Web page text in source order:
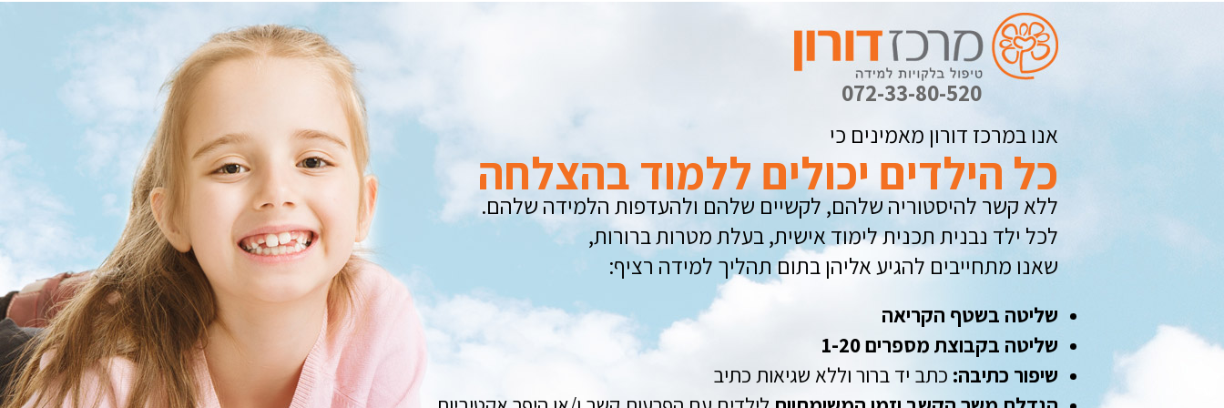
אנו במרכז דורון מאמינים כי
כל הילדים יכולים ללמוד בהצלחה
ללא קשר להיסטוריה שלהם, לקשיים
שלהם ולהעדפות הלמידה שלהם.
לכל ילד נבנית תכנית לימוד אישית,
אנו במרכז דורון מאמינים כי
כל הילדים יכולים ללמוד בהצלחה
ללא קשר להיסטוריה שלהם, לקשיים שלהם ולהעדפות הלמידה שלהם.
לכל ילד נבנית תכנית לימוד אישית, בעלת מטרות ברורות,
שאנו מתחייבים להגיע אליהן בתום תהליך למידה רציף:
שליטה בשטף הקריאה
שליטה בקבוצת מספרים 1-20
שיפור כתיבה: כתב יד ברור וללא שגיאות כתיב
072-33-80-520